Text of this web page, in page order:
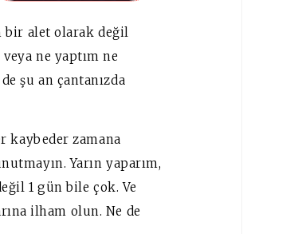
bir alet olarak değil
ne yaptım ne
şu an çantanızda
kaybeder zamana
Yarın yaparım,
1 gün bile çok. Ve
ilham olun. Ne de